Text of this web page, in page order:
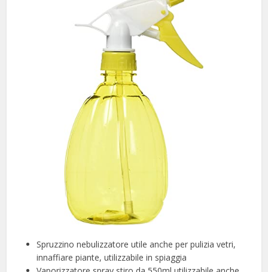
Spruzzino nebulizzatore utile anche per pulizia vetri,
innaffiare piante, utilizzabile in spiaggia